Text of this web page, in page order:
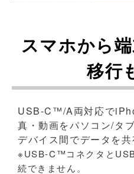
スマホから
移行
USB-C™/A両対応で
真・動画をパソコン/タ
デバイス間でデータを共
※USB-C™コネクタと
続できません。